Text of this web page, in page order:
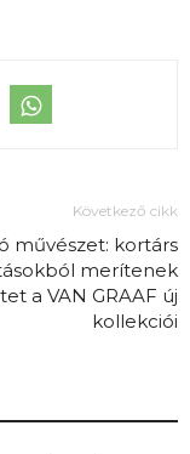
Következő cikk
művészet: kortárs
merítenek
a VAN GRAAF új
kollekciói